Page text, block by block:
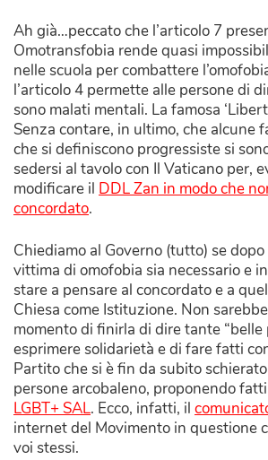
Ah già…peccato che l’articolo 7
Omotransfobia rende quasi
nelle scuola per combattere
l’articolo 4 permette alle persone di
sono malati mentali. La famosa
Senza contare, in ultimo, che alcune
che si definiscono progressiste si
sedersi al tavolo con Il Vaticano per,
modificare il DDL Zan in modo che
concordato.
Chiediamo al Governo (tutto) se dopo
vittima di omofobia sia necessario e
stare a pensare al concordato e a
Chiesa come Istituzione. Non
momento di finirla di dire tante “belle
esprimere solidarietà e di fare fatti
Partito che si è fin da subito
persone arcobaleno, proponendo
LGBT+ SAL. Ecco, infatti, il
internet del Movimento in questione
voi stessi.